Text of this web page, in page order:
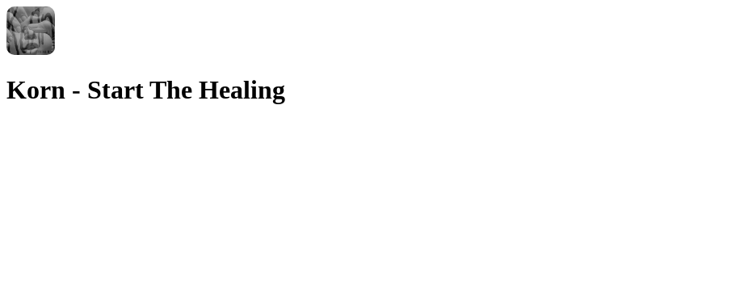
Korn - Start The Healing